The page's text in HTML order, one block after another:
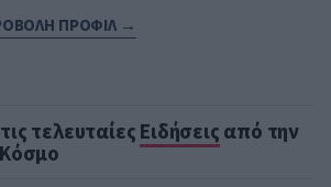
ΠΡΟΦΙΛ →
τελευταίες Ειδήσεις από την